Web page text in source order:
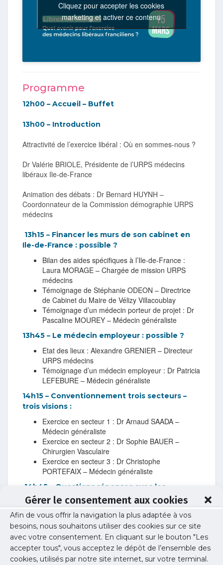
Gérer le consentement aux cookies
Afin de vous offrir la navigation la plus adaptée à vos
besoins, nous souhaitons utiliser des cookies sur ce site
avec votre consentement. En cliquant sur le bouton "Les
accepter tous", vous acceptez le dépôt de l’ensemble des
cookies, utilisés par notre site internet, sur votre terminal.
Cliquez pour accepter les cookies
marketing et activer ce contenu
Programme
12h00 – Accueil – Buffet
13h00 – Introduction
Attractivité de l’exercice libéral : Où en sommes-nous ?
Dr Valérie BRIOLE, Présidente de l’URPS médecins
libéraux Ile-de-France
Animation des débats : Dr Bernard HUYNH –
Coordonnateur de la Commission démographie URPS
médecins
13h15 – Financer les murs de son cabinet en
Ile-de-France : possible ?
Bilan des aides spécifiques à l’Ile-de-France :
Laura MORAGE – Chargée de mission URPS
médecins
Témoignage de Stéphanie ODEON – Directrice
de Cabinet du Maire de Vélizy Villacoublay
Témoignage d’un médecin porteur de projet : Dr
Pascaline MOUREY – Médecin généraliste
13h45 – Le médecin employeur : possible ?
Etat des lieux : Alexandre GRENIER – Directeur
URPS médecins
Témoignage d’un médecin employeur : Dr Patricia
LEFEBURE – Médecin généraliste
14h15 – Conventionnement trois secteurs –
trois visions :
Exercice en secteur 1 : Dr Arnaud SAADA –
Médecin généraliste
Exercice en secteur 2 : Dr Sophie BAUER –
Chirurgien Vasculaire
Exercice en secteur 3 : Dr Christophe
PORTEFAIX – Médecin généraliste
14h45 – Questions réponses avec les
participants
15h00 – Pause-café
15h15 – Un avenir visible pour être serein :
Quels déterminants dans le choix des spécialités
? Dr Emanuel LOEB – Psychiatre